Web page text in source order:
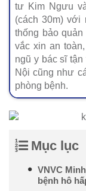
tư Kim Ngưu
(cách 30m) với
thống bảo
vắc xin an
ngũ y bác sĩ
Nội cũng như
phòng bệnh.
Mục lục
VNVC
bệnh hô